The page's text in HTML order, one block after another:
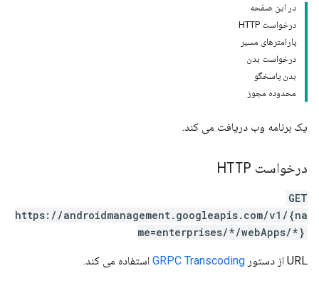
در این صفحه
درخواست HTTP
پارامترهای مسیر
درخواست بدن
بدن پاسخگو
محدوده مجوز
یک برنامه وب دریافت می کند.
درخواست HTTP
GET
https://androidmanagement.googleapis.com/v1/{na
me=enterprises/*/webApps/*}
URL از دستور GRPC Transcoding استفاده می کند.